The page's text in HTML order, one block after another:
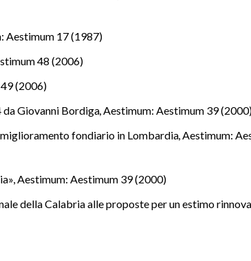
Aestimum 17 (1987)
48 (2006)
(2006)
da Giovanni Bordiga,Aestimum: Aestimum 39
fondiario in Lombardia,Aestimum:
,Aestimum: Aestimum 39 (2000)
della Calabria alle proposte per un estimo